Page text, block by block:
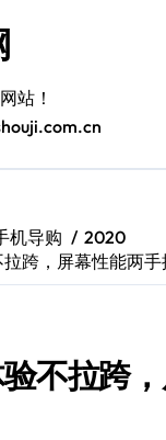
站！
机导购
2020
跨，屏幕性能两手
不拉跨